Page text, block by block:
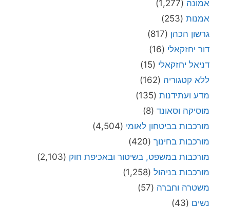
אמונה (1,277)
אמנות (253)
גרשון הכהן (817)
דור יחזקאלי (16)
דניאל יחזקאלי (15)
ללא קטגוריה (162)
מדע ועתידנות (135)
מוסיקה וסאונד (8)
מורכבות בביטחון לאומי (4,504)
מורכבות בחינוך (420)
מורכבות במשפט, בשיטור ובאכיפת חוק (2,103)
מורכבות בניהול (1,258)
משטרה וחברה (57)
נשים (43)